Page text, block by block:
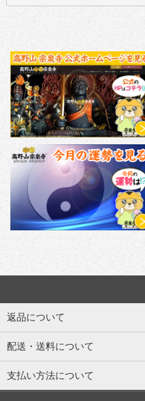
返品について
配送・送料について
支払い方法について